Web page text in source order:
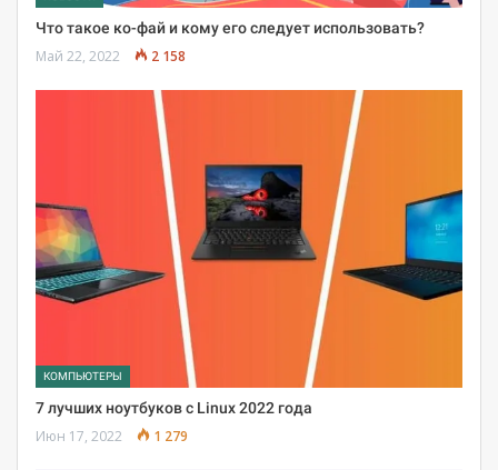
Что такое ко-фай и кому его следует использовать?
Май 22, 2022 2 158
КОМПЬЮТЕРЫ
7 лучших ноутбуков с Linux 2022 года
Июн 17, 2022 1 279